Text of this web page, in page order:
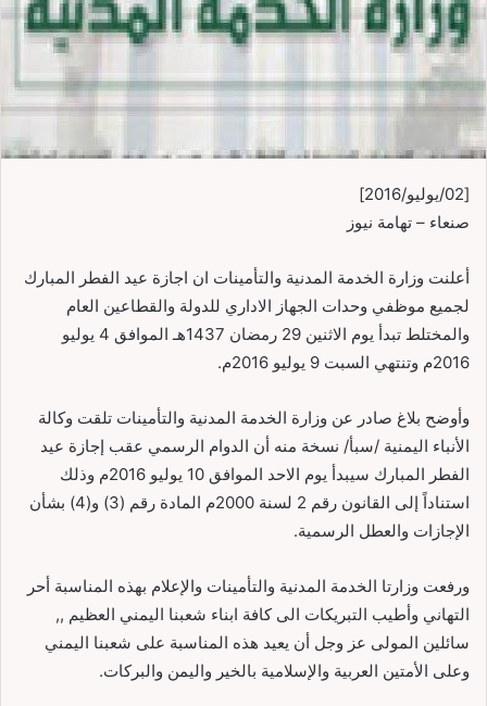
[02/يوليو/2016]
صنعاء – تهامة نيوز
أعلنت وزارة الخدمة المدنية والتأمينات ان اجازة عيد الفطر المبارك
لجميع موظفي وحدات الجهاز الاداري للدولة والقطاعين العام
والمختلط تبدأ يوم الاثنين 29 رمضان 1437هـ الموافق 4 يوليو
2016م وتنتهي السبت 9 يوليو 2016م.
وأوضح بلاغ صادر عن وزارة الخدمة المدنية والتأمينات تلقت وكالة
الأنباء اليمنية /سبأ/ نسخة منه أن الدوام الرسمي عقب إجازة عيد
الفطر المبارك سيبدأ يوم الاحد الموافق 10 يوليو 2016م وذلك
استناداً إلى القانون رقم 2 لسنة 2000م المادة رقم (3) و(4) بشأن
الإجازات والعطل الرسمية.
ورفعت وزارتا الخدمة المدنية والتأمينات والإعلام بهذه المناسبة أحر
التهاني وأطيب التبريكات الى كافة ابناء شعبنا اليمني العظيم ,,
سائلين المولى عز وجل أن يعيد هذه المناسبة على شعبنا اليمني
وعلى الأمتين العربية والإسلامية بالخير واليمن والبركات.